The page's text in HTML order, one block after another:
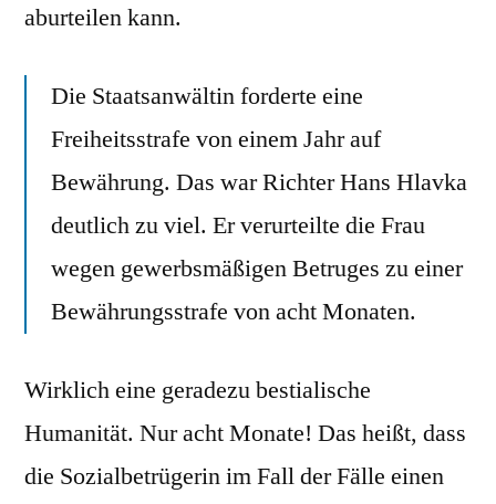
aburteilen kann.
Die Staatsanwältin forderte eine
Freiheitsstrafe von einem Jahr auf
Bewährung. Das war Richter Hans Hlavka
deutlich zu viel. Er verurteilte die Frau
wegen gewerbsmäßigen Betruges zu einer
Bewährungsstrafe von acht Monaten.
Wirklich eine geradezu bestialische
Humanität. Nur acht Monate! Das heißt, dass
die Sozialbetrügerin im Fall der Fälle einen